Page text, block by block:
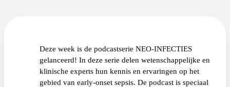
Deze week is de podcastserie NEO-INFECTIES
gelanceerd! In deze serie delen wetenschappelijke en
klinische experts hun kennis en ervaringen op het
gebied van early-onset sepsis. De podcast is speciaal